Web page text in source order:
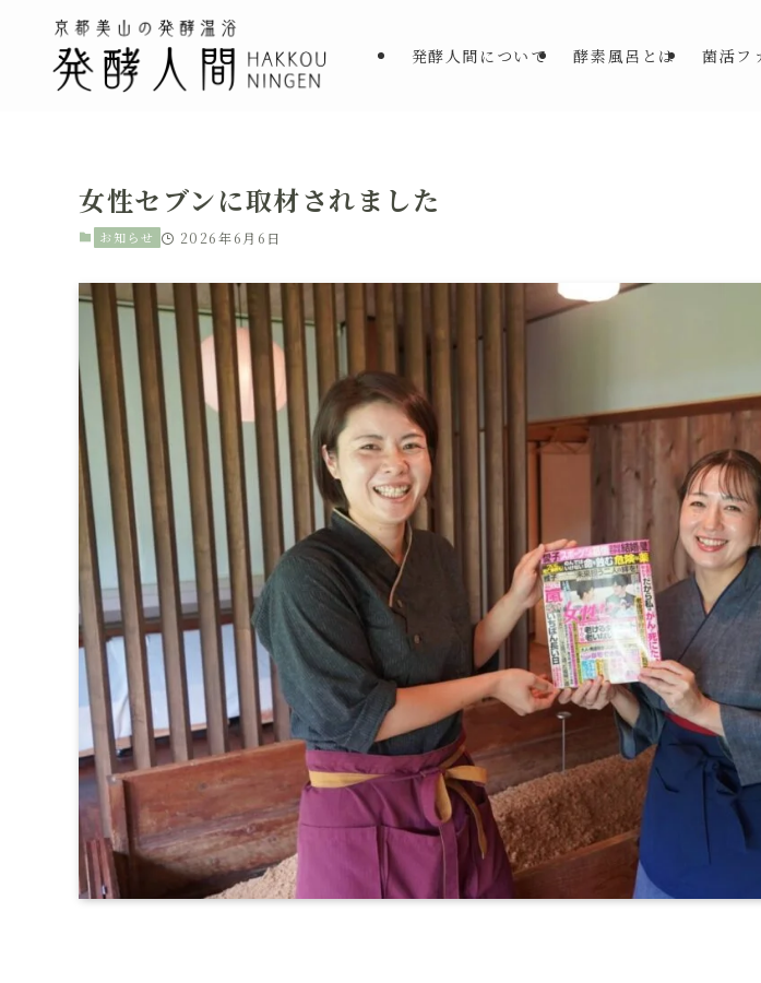
発酵人間について 酵素風呂とは 菌活フ
女性セブンに取材されました
お知らせ 2026年6月6日